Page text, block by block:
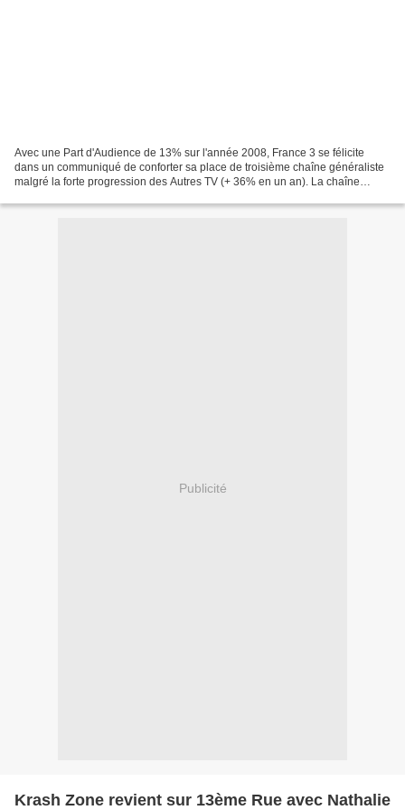
Avec une Part d'Audience de 13% sur l'année 2008, France 3 se félicite
dans un communiqué de conforter sa place de troisième chaîne généraliste
malgré la forte progression des Autres TV (+ 36% en un an). La chaîne
Publicité
Krash Zone revient sur 13ème Rue avec Nathalie